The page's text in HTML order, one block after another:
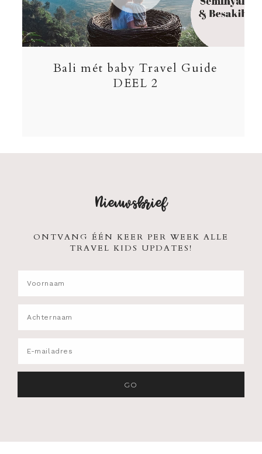
Bali mét baby Travel Guide
DEEL 2
Nieuwsbrief
ONTVANG ÉÉN KEER PER WEEK ALLE
TRAVEL KIDS UPDATES!